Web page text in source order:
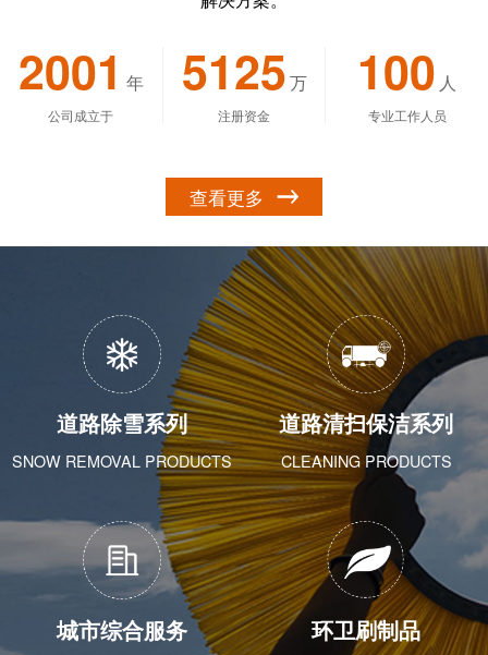
2001 年
公司成立于
5125万
注册资金
100 人
专业工作人员
查看更多
道路除雪系列
SNOW REMOVAL PRODUCTS
道路清扫保洁系列
CLEANING PRODUCTS
城市综合服务 环卫刷制品